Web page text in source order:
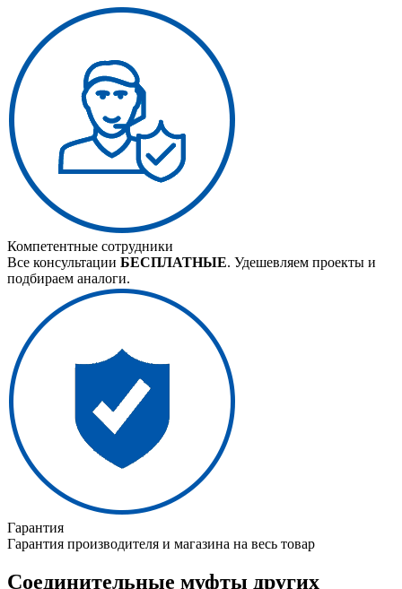
Компетентные сотрудники
Все консультации БЕСПЛАТНЫЕ. Удешевляем проекты и
подбираем аналоги.
Гарантия
Гарантия производителя и магазина на весь товар
Соединительные муфты других